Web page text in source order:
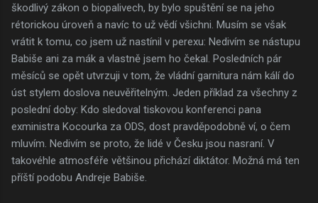
škodlivý zákon o biopalivech, by bylo spuštění se na jeho
rétorickou úroveň a navíc to už vědí všichni. Musím se však
vrátit k tomu, co jsem už nastínil v perexu: Nedivím se nástupu
Babiše ani za mák a vlastně jsem ho čekal. Posledních pár
měsíců se opět utvrzuji v tom, že vládní garnitura nám kálí do
úst stylem doslova neuvěřitelným. Jeden příklad za všechny z
poslední doby: Kdo sledoval tiskovou konferenci pana
exministra Kocourka za ODS, dost pravděpodobně ví, o čem
mluvím. Nedivím se proto, že lidé v Česku jsou nasraní. V
takovéhle atmosféře většinou přichází diktátor. Možná má ten
příští podobu Andreje Babiše.